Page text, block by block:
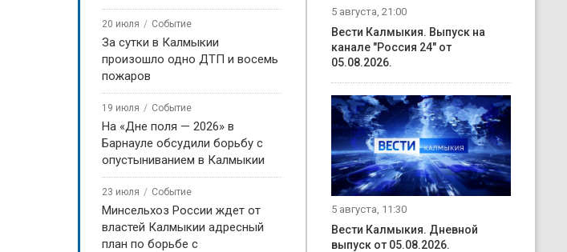
20 июля Событие
За сутки в Калмыкии
произошло одно ДТП и восемь
пожаров
19 июля Событие
На «Дне поля — 2026» в
Барнауле обсудили борьбу с
опустыниванием в Калмыкии
23 июля Событие
Минсельхоз России ждет от
властей Калмыкии адресный
план по борьбе с
5 августа, 21:00
Вести Калмыкия. Выпуск на
канале "Россия 24" от
05.08.2026.
5 августа, 11:30
Вести Калмыкия. Дневной
выпуск от 05.08.2026.